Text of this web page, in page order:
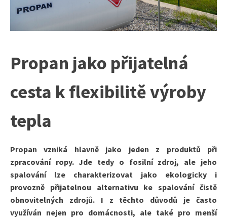
Propan jako přijatelná
cesta k flexibilitě výroby
tepla
Propan vzniká hlavně jako jeden z produktů při
zpracování ropy. Jde tedy o fosilní zdroj, ale jeho
spalování lze charakterizovat jako ekologicky i
provozně přijatelnou alternativu ke spalování čistě
obnovitelných zdrojů. I z těchto důvodů je často
využíván nejen pro domácnosti, ale také pro menší